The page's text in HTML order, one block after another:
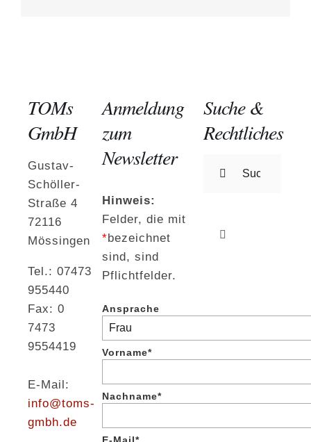
TOMs
GmbH
Gustav-
Schöller-
Straße 4
72116
Mössingen
Tel.: 07473
955440
Fax: 0
7473
9554419
E-Mail:
info@toms-
gmbh.de
Anmeldung
zum
Newsletter
Hinweis:
Felder, die mit
*bezeichnet
sind, sind
Pflichtfelder.
Ansprache
Vorname*
Nachname*
E-Mail*
Suche &
Rechtliches
nach:
Toggle